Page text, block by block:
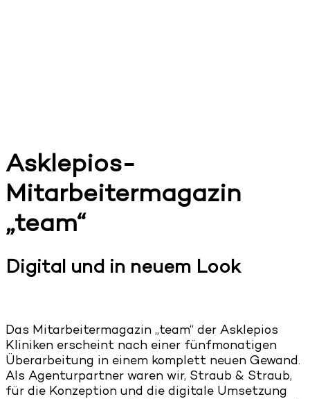
Asklepios-
Mitarbeitermagazin
„team“
Digital und in neuem Look
Das Mitarbeitermagazin „team“ der Asklepios
Kliniken erscheint nach einer fünfmonatigen
Überarbeitung in einem komplett neuen Gewand.
Als Agenturpartner waren wir, Straub & Straub,
für die Konzeption und die digitale Umsetzung